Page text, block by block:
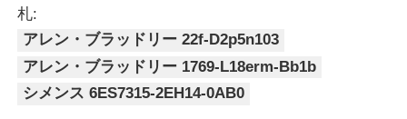
札:
アレン・ブラッドリー 22f-D2p5n103
アレン・ブラッドリー 1769-L18erm-Bb1b
シメンス 6ES7315-2EH14-0AB0